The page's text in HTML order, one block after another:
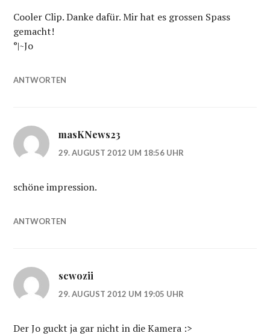
Cooler Clip. Danke dafür. Mir hat es grossen Spass
gemacht!
°|~Jo
ANTWORTEN
masKNews23
29. AUGUST 2012 UM 18:56 UHR
schöne impression.
ANTWORTEN
scwozii
29. AUGUST 2012 UM 19:05 UHR
Der Jo guckt ja gar nicht in die Kamera :>